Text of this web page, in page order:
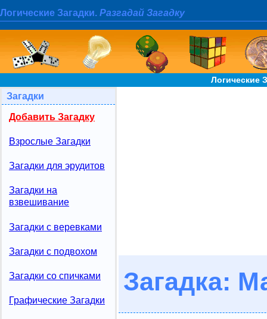
Логические Загадки. Разгадай Загадку
Логические
Загадки
Добавить Загадку
Взрослые Загадки
Загадки для эрудитов
Загадки на
взвешивание
Загадки с веревками
Загадки с подвохом
Загадки со спичками
Графические Загадки
Загадка: